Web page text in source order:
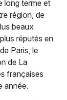
long terme et
région, de
beaux
réputés en
Paris, le
de La
françaises
année.